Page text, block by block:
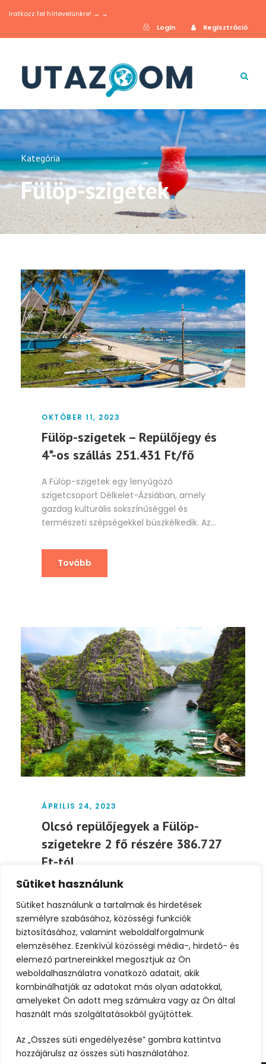
Sütiket használunk
Sütiket használunk a tartalmak és hirdetések
személyre szabásához, közösségi funkciók
biztosításához, valamint weboldalforgalmunk
elemzéséhez. Ezenkívül közösségi média-, hirdető- és
elemező partnereinkkel megosztjuk az Ön
weboldalhasználatra vonatkozó adatait, akik
kombinálhatják az adatokat más olyan adatokkal,
amelyeket Ön adott meg számukra vagy az Ön által
használt más szolgáltatásokból gyűjtöttek.
Az „Összes süti engedélyezése” gombra kattintva
hozzájárulsz az összes süti használatához.
Iratkozz fel hírlevelünkre! → →
Login
Regisztráció
Kategória
Fülöp-szigetek
OKTÓBER 11, 2023
Fülöp-szigetek – Repülőjegy és
4*-os szállás 251.431 Ft/fő
A Fülöp-szigetek egy lenyűgöző
szigetcsoport Délkelet-Ázsiában, amely
gazdag kulturális sokszínűséggel és
természeti szépségekkel büszkélkedik. Az...
Tovább
ÁPRILIS 24, 2023
Olcsó repülőjegyek a Fülöp-
szigetekre 2 fő részére 386.727
Ft-tól
Olcsó repülőjegyek Fülöp-szigetekre 2 fő
részére 386.727 Ft-tól Időpont: 2023.május
20 – június 5. Indulási...
Tovább